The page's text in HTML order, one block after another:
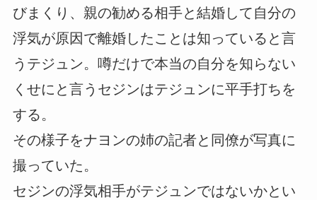
びまくり、親の勧める相手と結婚して自分の
浮気が原因で離婚したことは知っていると言
うテジュン。噂だけで本当の自分を知らない
くせにと言うセジンはテジュンに平手打ちを
する。
その様子をナヨンの姉の記者と同僚が写真に
撮っていた。
セジンの浮気相手がテジュンではないかとい